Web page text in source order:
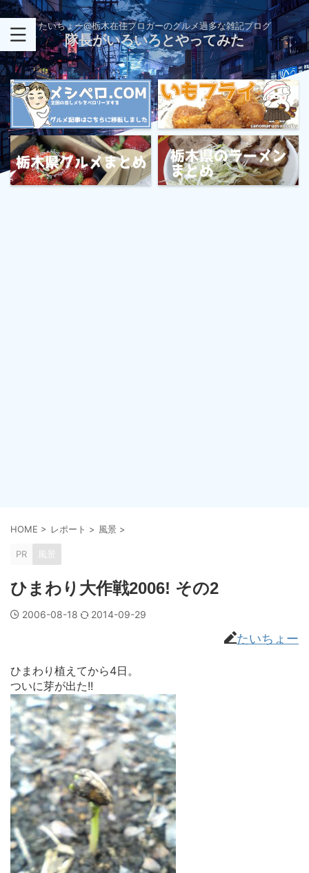
たいちょー@栃木在住ブロガーのグルメ過多な雑記ブログ
隊長がいろいろとやってみた
HOME > レポート > 風景 >
PR 風景
ひまわり大作戦2006! その2
2006-08-18 2014-09-29
たいちょー
ひまわり植えてから4日。
ついに芽が出た!!